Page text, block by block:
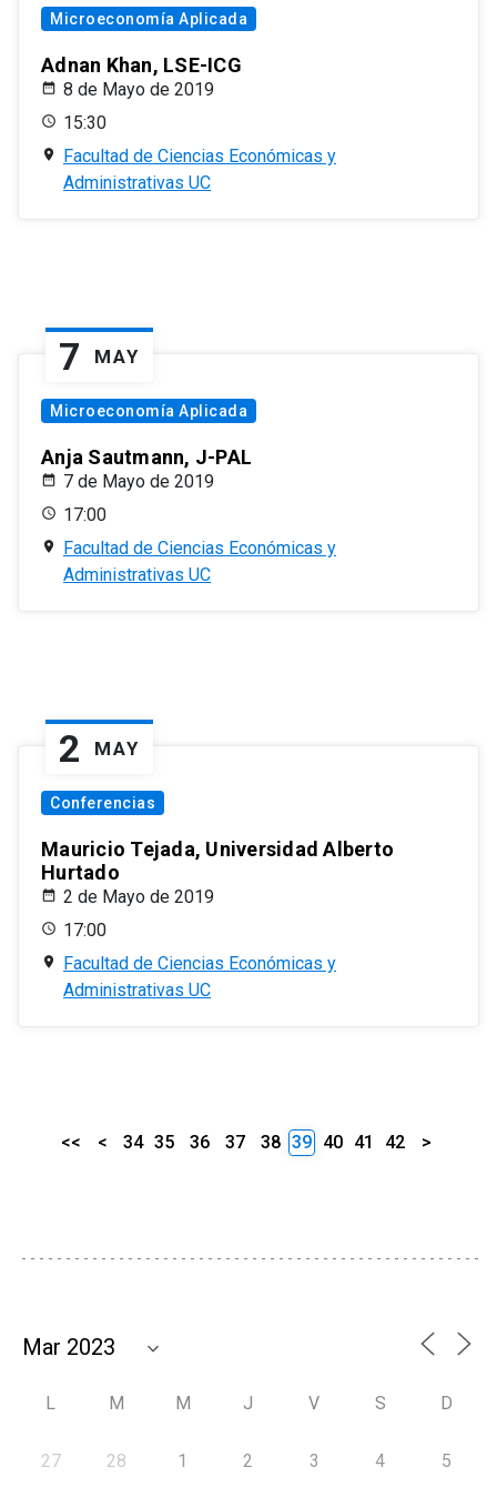
Microeconomía Aplicada
Adnan Khan, LSE-ICG
8 de Mayo de 2019
15:30
Facultad de Ciencias Económicas y
Administrativas UC
7 MAY
Microeconomía Aplicada
Anja Sautmann, J-PAL
7 de Mayo de 2019
17:00
Facultad de Ciencias Económicas y
Administrativas UC
2 MAY
Conferencias
Mauricio Tejada, Universidad Alberto
Hurtado
2 de Mayo de 2019
17:00
Facultad de Ciencias Económicas y
Administrativas UC
<< < 34 35 36 37 38 39 40 41 42 >
L M M J V S D
27 28 1 2 3 4 5